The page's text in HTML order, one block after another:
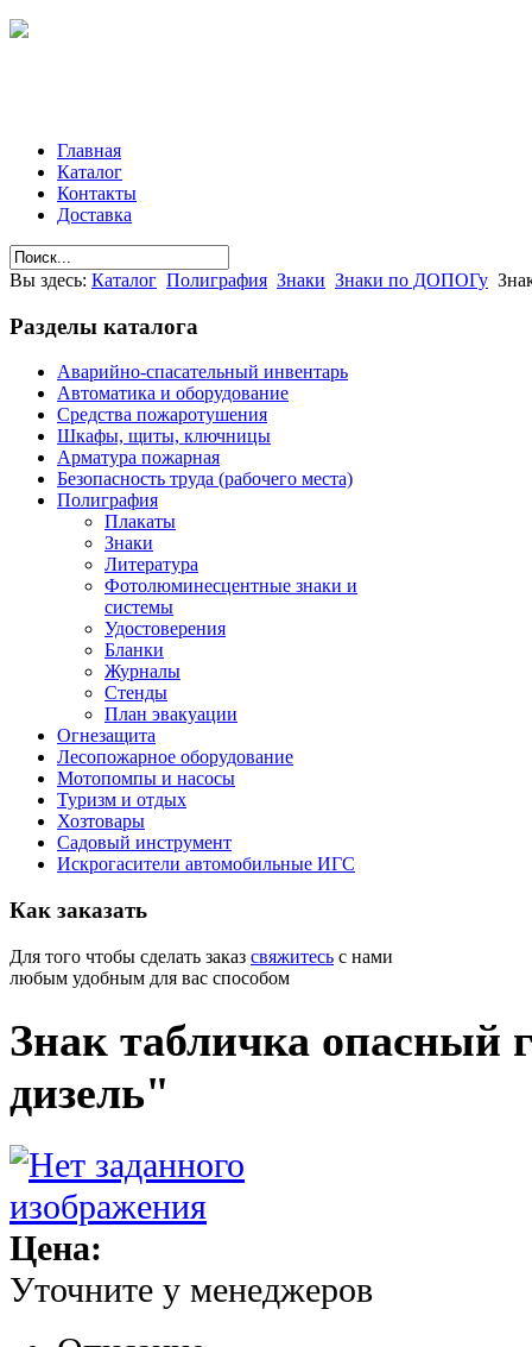
Главная
Каталог
Контакты
Доставка
Вы здесь: Каталог Полиграфия Знаки Знаки по ДОПОГу
Разделы каталога
Аварийно-спасательный инвентарь
Автоматика и оборудование
Средства пожаротушения
Шкафы, щиты, ключницы
Арматура пожарная
Безопасность труда (рабочего места)
Полиграфия
Плакаты
Знаки
Литература
Фотолюминесцентные знаки и
системы
Удостоверения
Бланки
Журналы
Стенды
План эвакуации
Огнезащита
Лесопожарное оборудование
Мотопомпы и насосы
Туризм и отдых
Хозтовары
Садовый инструмент
Искрогасители автомобильные ИГС
Как заказать
Для того чтобы сделать заказ свяжитесь с нами
любым удобным для вас способом
Знак табличка опасный
дизель"
Цена:
Уточните у менеджеров